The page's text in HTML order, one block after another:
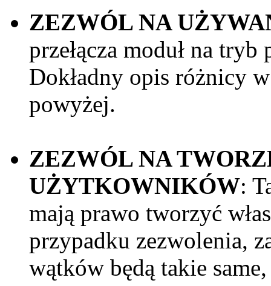
ZEZWÓL NA
przełącza moduł na
Dokładny opis różnicy
powyżej.
ZEZWÓL NA
UŻYTKOWNIKÓW:
mają prawo tworzyć
przypadku zezwolenia,
wątków będą takie